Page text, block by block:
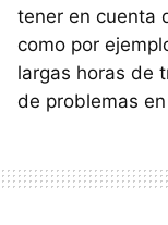
tener en cuenta
como por
largas horas de
de problemas